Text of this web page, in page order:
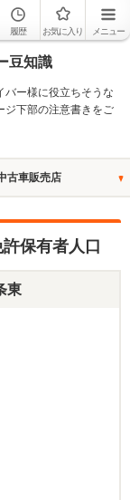
履歴 お気に入り メニュー
豆知識
バー様に役立ちそうな
ジ下部の注意書きをご
古車販売店
保有者人口
東